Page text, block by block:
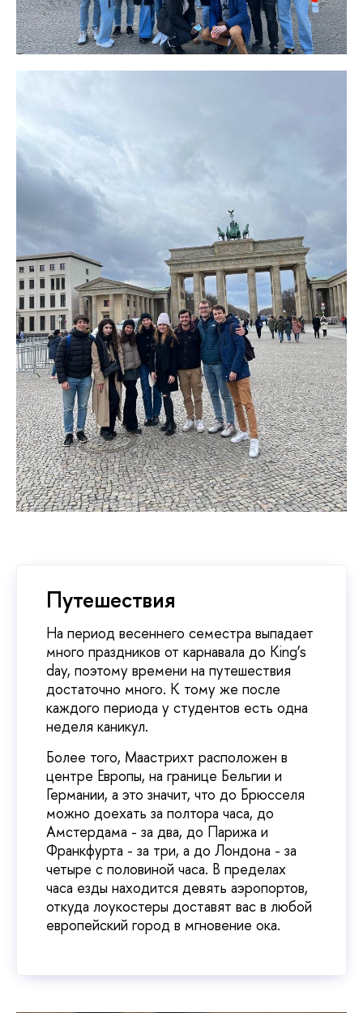
Путешествия
На период весеннего семестра выпадает
много праздников от карнавала до King’s
day, поэтому времени на путешествия
достаточно много. К тому же после
каждого периода у студентов есть одна
неделя каникул.
Более того, Маастрихт расположен в
центре Европы, на границе Бельгии и
Германии, а это значит, что до Брюсселя
можно доехать за полтора часа, до
Амстердама - за два, до Парижа и
Франкфурта - за три, а до Лондона - за
четыре с половиной часа. В пределах
часа езды находится девять аэропортов,
откуда лоукостеры доставят вас в любой
европейский город в мгновение ока.